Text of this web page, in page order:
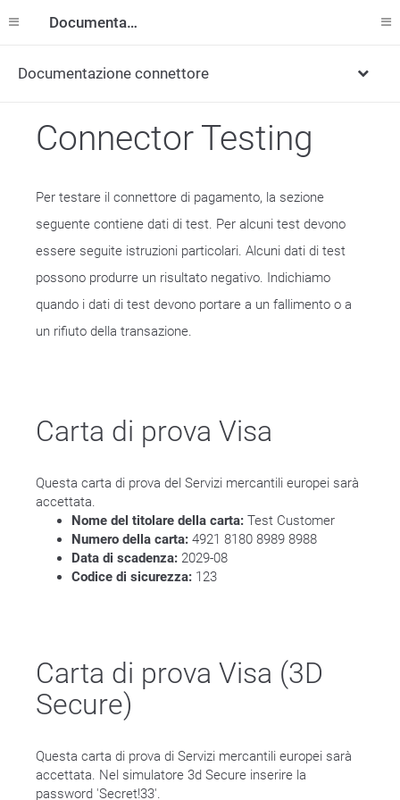
Documentazione
Documentazione connettore
Connector Testing
Per testare il connettore di pagamento, la sezione
seguente contiene dati di test. Per alcuni test devono
essere seguite istruzioni particolari. Alcuni dati di test
possono produrre un risultato negativo. Indichiamo
quando i dati di test devono portare a un fallimento o a
un rifiuto della transazione.
Carta di prova Visa
Questa carta di prova del Servizi mercantili europei sarà
accettata.
Nome del titolare della carta: Test Customer
Numero della carta: 4921 8180 8989 8988
Data di scadenza: 2029-08
Codice di sicurezza: 123
Carta di prova Visa (3D
Secure)
Questa carta di prova di Servizi mercantili europei sarà
accettata. Nel simulatore 3d Secure inserire la
password 'Secret!33'.